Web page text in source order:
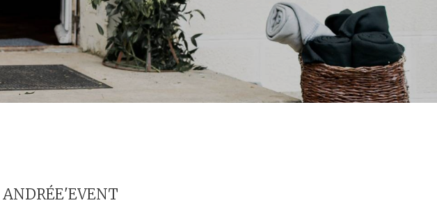
ANDRÉE'EVENT